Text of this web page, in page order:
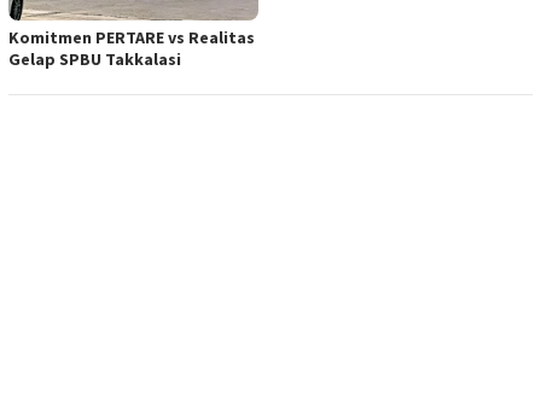
Komitmen PERTARE vs Realitas
Gelap SPBU Takkalasi